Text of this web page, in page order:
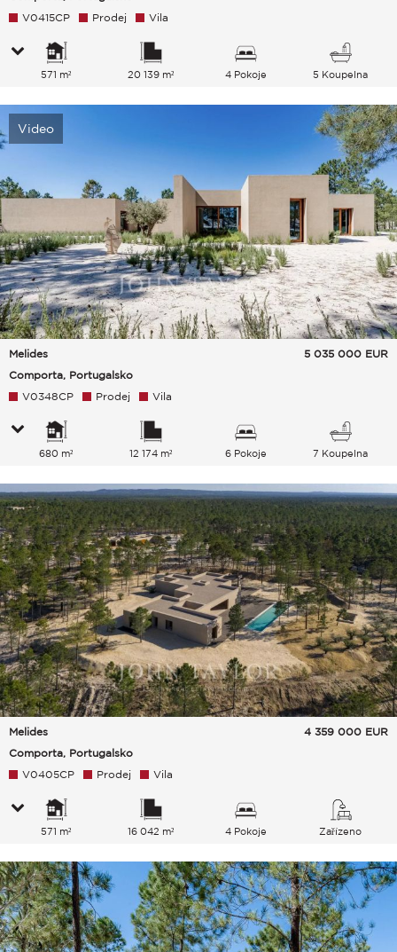
V0415CP Prodej Vila
571 m² 20 139 m² 4 Pokoje 5 Koupelna
Video
Melides
Comporta, Portugalsko
5 035 000 EUR
V0348CP Prodej Vila
680 m² 12 174 m² 6 Pokoje 7 Koupelna
Melides
Comporta, Portugalsko
4 359 000 EUR
V0405CP Prodej Vila
571 m² 16 042 m² 4 Pokoje Zařízeno